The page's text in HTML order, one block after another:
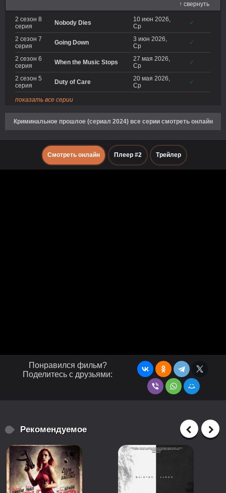
↑ свернуть
2 сезон 8
серия
Nobody Dies
10 июн 2026,
Ср
✓
2 сезон 7
серия
Going Down
3 июн 2026,
Ср
✓
2 сезон 6
серия
When the Music Stops
27 мая 2026,
Ср
✓
2 сезон 5
серия
Duty of Care
20 мая 2026,
Ср
✓
показать все серии
Криминальное прошлое (сериал 2024) все серии смотреть онлайн
Смотреть онлайн Плеер #2 Трейлер
Понравился фильм?
Поделитесь с друзьями:
Рекомендуемое